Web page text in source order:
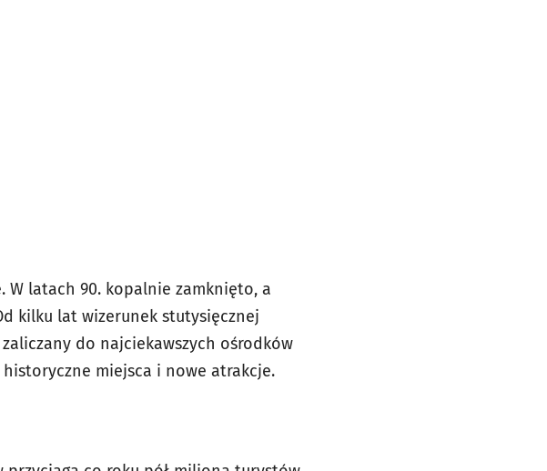
W latach 90. kopalnie zamknięto, a
kilku lat wizerunek stutysięcznej
do najciekawszych ośrodków
miejsca i nowe atrakcje.